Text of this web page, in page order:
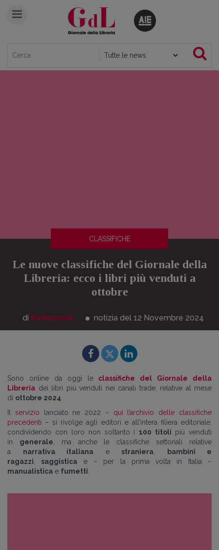
CLASSIFICHE
Le nuove classifiche del Giornale della
Libreria: ecco i libri più venduti a
ottobre
di Redazione notizia del 12 Novembre 2024
Sono online da oggi le classifiche del Giornale della
Libreria dei libri più venduti nei canali trade, relative al mese
di ottobre 2024
servizio lanciato ne 2022 – qui l’archivio delle classifiche
precedenti – si rivolge agli editori e all’intera filiera editoriale,
condividendo con loro non soltanto i100 titoli più venduti
in generale , ma anche le classifiche settoriali relative
a narrativa italiana e straniera
bambini e
ragazzi
saggistica e – per la prima volta in Italia –
manualistica e fumetti